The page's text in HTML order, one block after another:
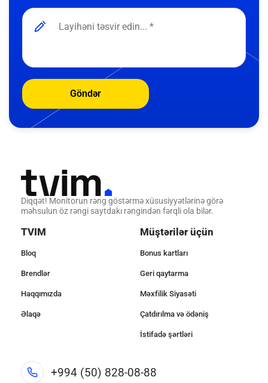
Göndər
Diqqət! Monitorun rəng göstərmə xüsusiyyətlərinə görə
məhsulun öz rəngi saytdakı rəngindən fərqli ola bilər.
TVIM
Bloq
Brendlər
Haqqımızda
Əlaqə
Müştərilər üçün
Bonus kartları
Geri qaytarma
Məxfilik Siyasəti
Çatdırılma və ödəniş
İstifadə şərtləri
+994 (50) 828-08-88